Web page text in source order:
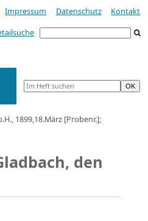
Impressum Datenschutz
Kontakt
1899,18.März [Probenr.];
den